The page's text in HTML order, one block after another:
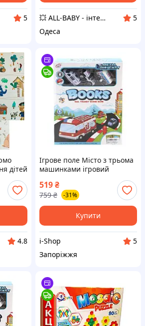
5
💥 ALL-BABY - інтернет - магазин товарів для дітей
5
Одеса
дітей
на
4.8
Ігрове поле Місто з трьома
машинками ігровий
малюків вдома та в
мандрівках
519₴
759 ₴ -31%
Купити
i-Shop
5
Запоріжжя